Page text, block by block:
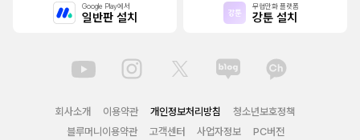
Google Play에서
일반판 설치
무협만화 플랫폼
강툰 설치
회사소개 이용약관 개인정보처리방침
청소년보호정책
블루머니이용약관
고객센터 사업자정보 PC버전